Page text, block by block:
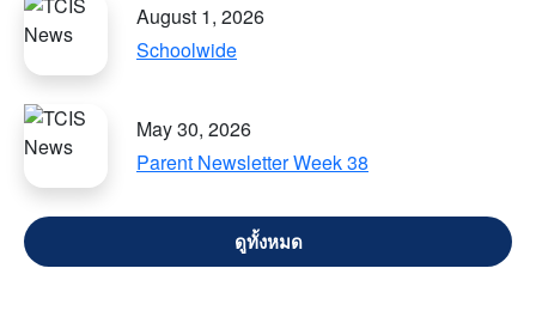
August 1, 2026
Schoolwide
May 30, 2026
Parent Newsletter Week 38
VIEW ALL